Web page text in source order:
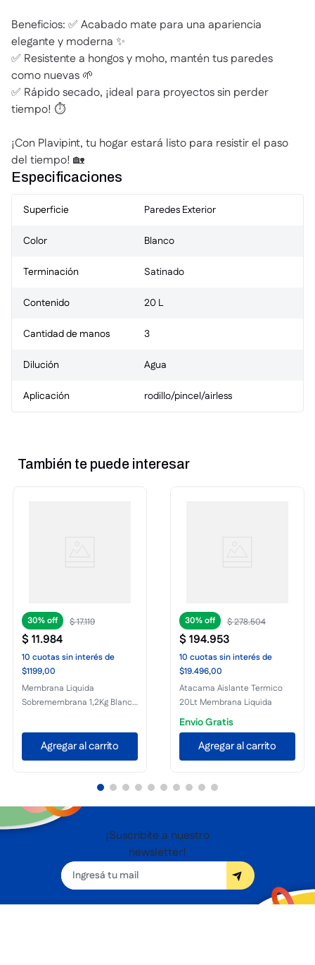
Beneficios: ✅ Acabado mate para una apariencia
elegante y moderna ✨
✅ Resistente a hongos y moho, mantén tus paredes
como nuevas 🌱
✅ Rápido secado, ¡ideal para proyectos sin perder
tiempo! ⏱️
¡Con Plavipint, tu hogar estará listo para resistir el paso
del tiempo! 🏡
Especificaciones
Superficie Paredes Exterior
Color Blanco
Terminación Satinado
Contenido 20 L
Cantidad de manos 3
Dilución Agua
Aplicación rodillo/pincel/airless
También te puede interesar
30% $17.119
$11.984
10 cuotassin interésde
$1199,00
Membrana Liquida
Sobremembrana 1,2Kg Blanco
Agregar al carrito
30% $278.504
$194.953
10 cuotassin interésde
$19.496,00
Atacama Aislante Termico
20Lt Membrana Liquida
Envio Gratis
Agregar al carrito
¡Suscribite a nuestro
newsletter!